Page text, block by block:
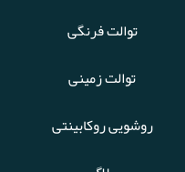
توالت فرنگی
توالت زمینی
روشویی روکابینتی